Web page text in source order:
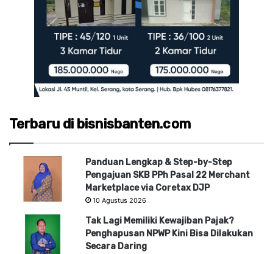
Terbaru di bisnisbanten.com
Panduan Lengkap & Step-by-Step
Pengajuan SKB PPh Pasal 22 Merchant
Marketplace via Coretax DJP
10 Agustus 2026
Tak Lagi Memiliki Kewajiban Pajak?
Penghapusan NPWP Kini Bisa Dilakukan
Secara Daring